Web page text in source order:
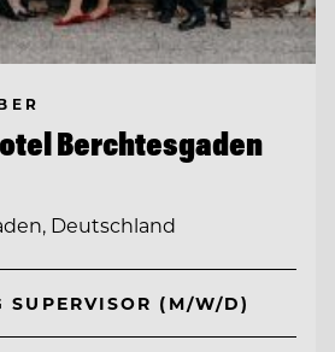
Berchtesgaden
Deutschland
SUPERVISOR (M/W/D)